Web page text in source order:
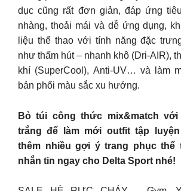
dục cũng rất đơn giản, đáp ứng
nhàng, thoải mái và dễ ứng dụng,
liệu thể thao với tính năng đặc
như thấm hút – nhanh khô (Dri-AIR),
khí (SuperCool), Anti-UV… và làm
bản phối màu sắc xu hướng.
Bỏ túi công thức mix&match
trắng để làm mới outfit tập
thêm nhiều gợi ý trang phục thể
nhắn tin ngay cho Delta Sport nhé!